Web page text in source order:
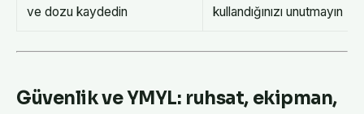
ve dozu kaydedin
kullandığınızı unutmayın
Güvenlik ve YMYL: ruhsat, ekipman,